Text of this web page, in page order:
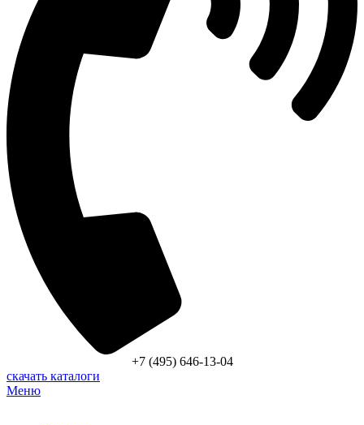
+7 (495) 646-13-04
скачать каталоги
Меню